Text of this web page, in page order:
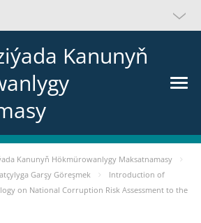
Kanunyň
Kanunyň Hökmürowanlygy Maksatnamasy
Garşy Göreşmek
Introduction of
on National Corruption Risk Assessment to the